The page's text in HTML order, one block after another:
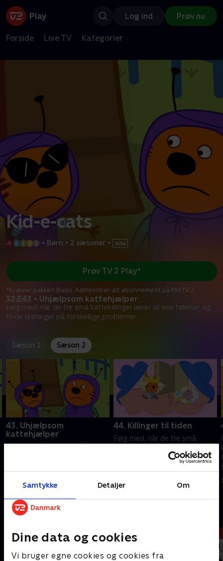
Samtykke Detaljer Om
Dine data og cookies
Vi bruger egne cookies og cookies fra
Log ind Prøv nu
Forside Live TV Kategorier
Kid-e-cats
• Børn • 2 sæsoner •
S2:E43 • Uhjælpsom kattehjælper
Følg med, når de tre små kattekillinger lærer at vise følelser og
finde løsninger på forskellige problemer.
Prøv TV 2 Play*
*Kræver pakken Basis. Administrer dit abonnement på Mit TV 2.
Sæson 1 Sæson 2
43. Uhjælpsom
kattehjælper
1. maj 2023 • 5 min
44. Killinger til tiden
Følg med, når de tre små
følelser og finde løsninger på
Andre så også